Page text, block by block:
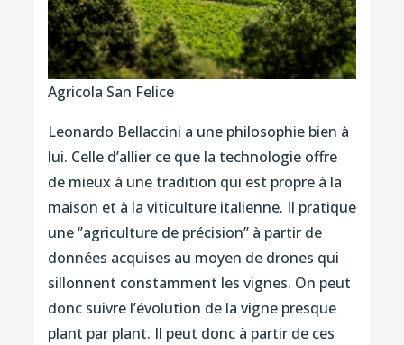
Agricola San Felice
Leonardo Bellaccini a une philosophie bien à
lui. Celle d’allier ce que la technologie offre
de mieux à une tradition qui est propre à la
maison et à la viticulture italienne. Il pratique
une ‘’agriculture de précision’’ à partir de
données acquises au moyen de drones qui
sillonnent constamment les vignes. On peut
donc suivre l’évolution de la vigne presque
plant par plant. Il peut donc à partir de ces